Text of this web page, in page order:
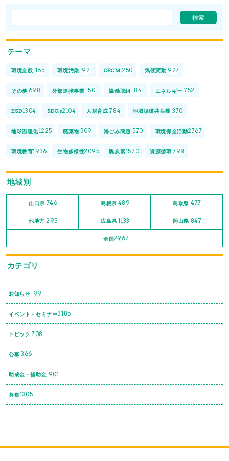
テーマ
環境全般 165 環境汚染 92 OECM 250 気候変動 927
その他 698 外部連携事業 50 協働取組 84 エネルギー 752
ESD1304 SDGs2104 人材育成 784 地域循環共生圏 370
地球温暖化1225 廃棄物 509 海ごみ問題 570 環境保全活動2767
環境教育1936 生物多様性2095 脱炭素1520 資源循環 798
地域別
山口県 746 島根県 489 鳥取県 477
他地方 295 広島県 1133 岡山県 847
全国2962
カテゴリ
お知らせ 99
イベント・セミナー3185
トピック 708
公募 366
助成金・補助金 901
募集1305